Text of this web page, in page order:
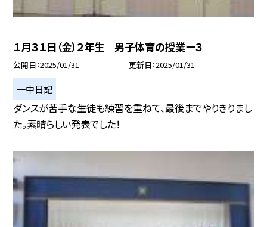
１月３１日（金）２年生 男子体育の授業ー３
公開日 2025/01/31 更新日 2025/01/31
一中日記
ダンスが苦手な生徒も練習を重ねて、最後までやりきりまし
た。素晴らしい発表でした！